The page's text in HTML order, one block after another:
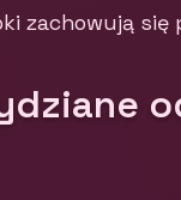
zachowują się